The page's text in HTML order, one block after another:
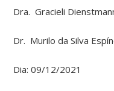
Dra. Gracieli
Dr. Murilo da Silva
Dia: 09/12/2021